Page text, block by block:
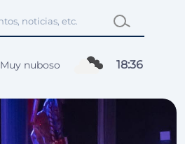
Muy nuboso 18:36